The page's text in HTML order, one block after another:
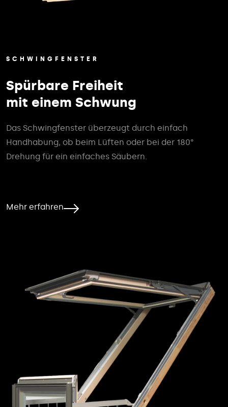
SCHWINGFENSTER
Spürbare Freiheit
mit einem Schwung
Das Schwingfenster überzeugt durch einfach
Handhabung, ob beim Lüften oder bei der 180°
Drehung für ein einfaches Säubern.
Mehr erfahren